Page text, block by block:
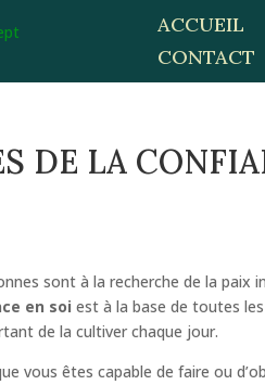
ACCUEIL
CONTACT
DE LA
sont à la recherche de la paix
en soi est à la base de toutes les
de la cultiver chaque jour.
vous êtes capable de faire ou